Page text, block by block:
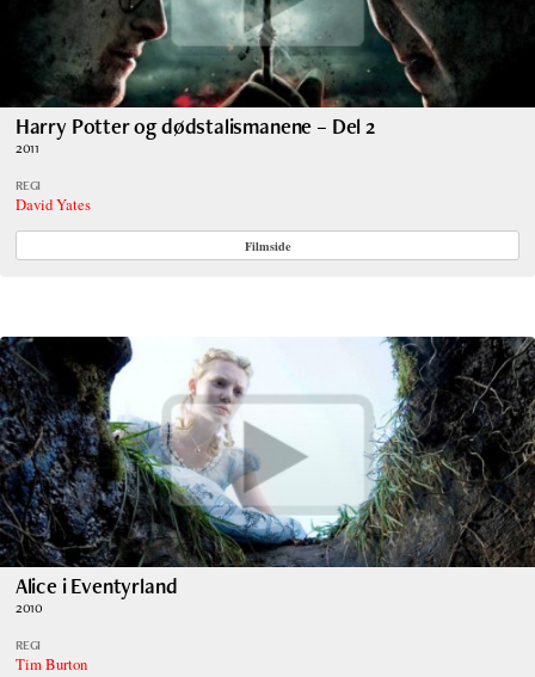
Harry Potter og dødstalismanene – Del 2
2011
REGI
David Yates
Filmside
Alice i Eventyrland
2010
REGI
Tim Burton